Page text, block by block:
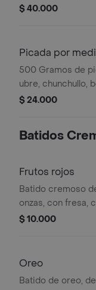
papa a la
$ 40.000
Picada por
500 Gramos de
ubre, chunchullo,
la francesa, papa
$ 24.000
Batidos
Frutos rojos
Batido cremoso
onzas, con fresa,
leche y una bola
$ 10.000
Oreo
Batido de oreo,